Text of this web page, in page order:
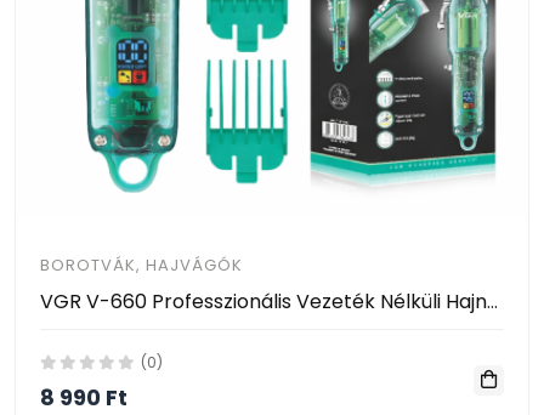
BOROTVÁK, HAJVÁGÓK
VGR V-660 Professzionális Vezeték Nélküli Hajnyíró LCD Kijelzővel
(0)
8 990 Ft